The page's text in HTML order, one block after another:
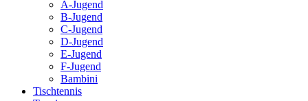
A-Jugend
B-Jugend
C-Jugend
D-Jugend
E-Jugend
F-Jugend
Bambini
Tischtennis